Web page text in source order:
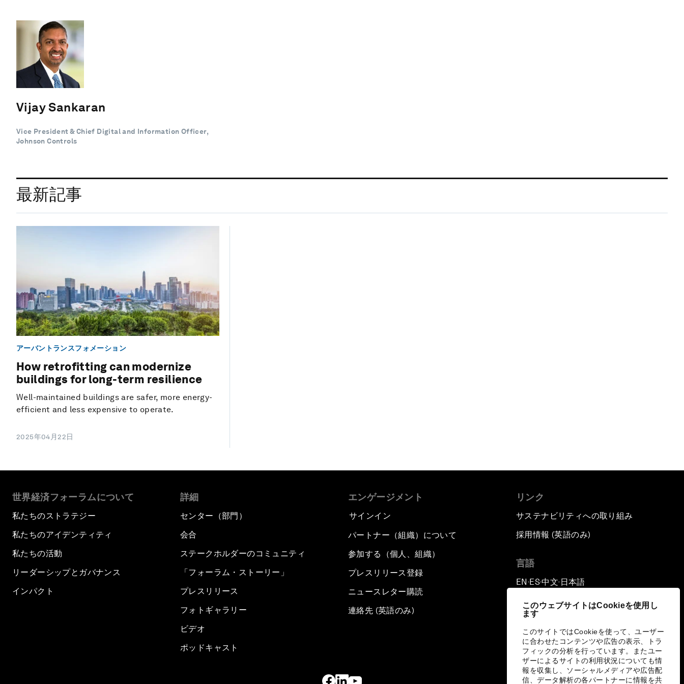
このウェブサイトはCookieを使用し
ます
このサイトではCookieを使って、ユーザー
に合わせたコンテンツや広告の表示、トラ
フィックの分析を行っています。またユー
ザーによるサイトの利用状況についても情
報を収集し、ソーシャルメディアや広告配
信、データ解析の各パートナーに情報を共
Vijay Sankaran
Vice President & Chief Digital and Information Officer,
Johnson Controls
最新記事
アーバントランスフォメーション
How retrofitting can modernize
buildings for long-term resilience
Well-maintained buildings are safer, more energy-
efficient and less expensive to operate.
2025年04月22日
世界経済フォーラムについて
私たちのストラテジー
私たちのアイデンティティ
私たちの活動
リーダーシップとガバナンス
インパクト
詳細
センター（部門）
会合
ステークホルダーのコミュニティ
「フォーラム・ストーリー」
プレスリリース
フォトギャラリー
ビデオ
ポッドキャスト
エンゲージメント
サインイン
パートナー（組織）について
参加する（個人、組織）
プレスリリース登録
ニュースレター購読
連絡先 (英語のみ)
リンク
サステナビリティへの取り組み
採用情報 (英語のみ)
言語
EN ▪ ES▪中文▪ 日本語